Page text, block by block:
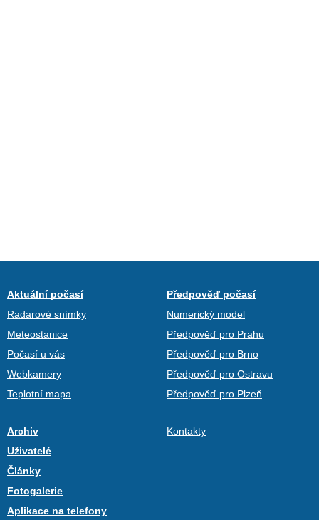
Aktuální počasí
Radarové snímky
Meteostanice
Počasí u vás
Webkamery
Teplotní mapa
Předpověď počasí
Numerický model
Předpověď pro Prahu
Předpověď pro Brno
Předpověď pro Ostravu
Předpověď pro Plzeň
Archiv
Uživatelé
Články
Fotogalerie
Aplikace na telefony
Kontakty